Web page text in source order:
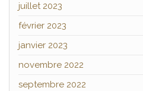
juillet 2023
février 2023
janvier 2023
novembre 2022
septembre 2022